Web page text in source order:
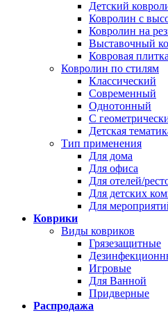
Детский
Ковролин с
Ковролин на
Выставочный
Ковровая плитка
Ковролин по стилям
Классический
Современный
Однотонный
С
Детская
Тип применения
Для дома
Для офиса
Для отелей/
Для детских
Для
Коврики
Виды ковриков
Грязезащитные
Игровые
Для Ванной
Придверные
Распродажа